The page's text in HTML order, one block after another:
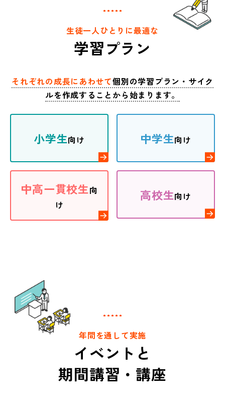
生徒一人ひとりに最適な
学習プラン
それぞれの成長にあわせて個別の学習プラン・サイク
ルを作成することから始まります。
小学生向け 中学生向け
中高一貫校生向
け
高校生向け
年間を通して実施
イベントと
期間講習・講座